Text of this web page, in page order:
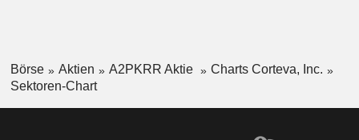
Börse Aktien A2PKRR Aktie
Charts Corteva, Inc.
Sektoren-Chart